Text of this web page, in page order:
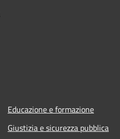
Educazione e formazione
Giustizia e sicurezza pubblica